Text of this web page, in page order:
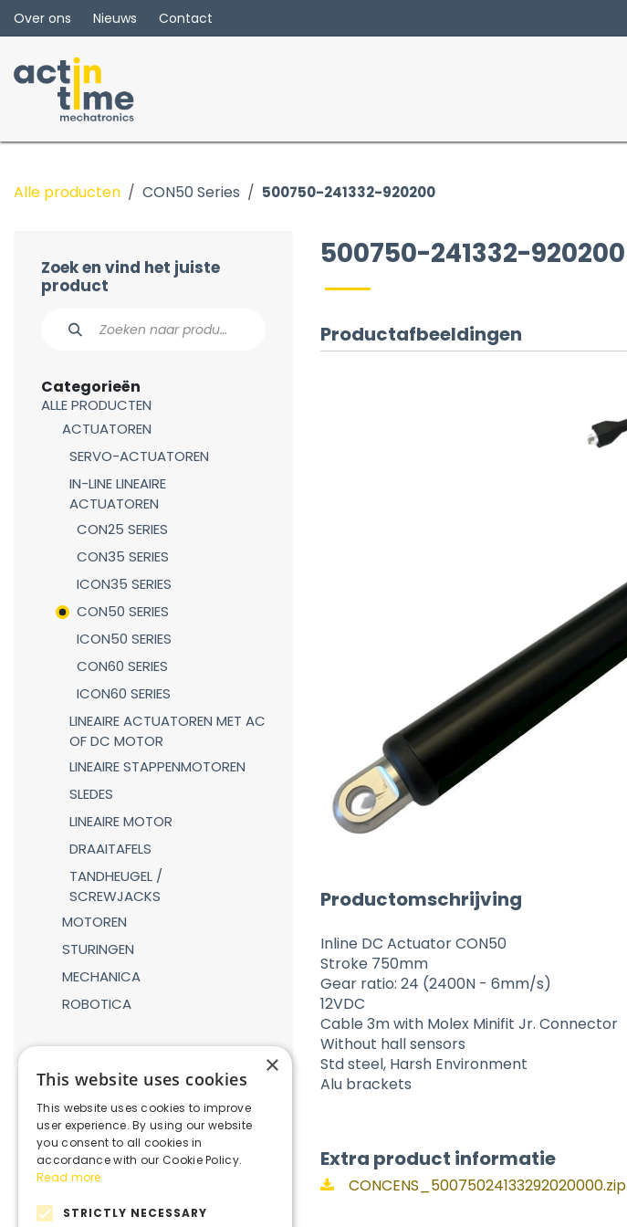
Overslaan naar inhoud
Over ons Nieuws Contact
Alle producten CON50 Series 500750-241332-920200
Zoek en vind het juiste
product
Categorieën
ALLE PRODUCTEN
ACTUATOREN
SERVO-ACTUATOREN
IN-LINE LINEAIRE
ACTUATOREN
CON25 SERIES
CON35 SERIES
ICON35 SERIES
CON50 SERIES
ICON50 SERIES
CON60 SERIES
ICON60 SERIES
LINEAIRE ACTUATOREN MET AC
OF DC MOTOR
LINEAIRE STAPPENMOTOREN
SLEDES
LINEAIRE MOTOR
DRAAITAFELS
TANDHEUGEL /
SCREWJACKS
MOTOREN
STURINGEN
MECHANICA
ROBOTICA
500750-241332-920200
Productafbeeldingen
Productomschrijving
Inline DC Actuator CON50
Stroke 750mm
Gear ratio: 24 (2400N - 6mm/s)
12VDC
Cable 3m with Molex Minifit Jr. Connector
Without hall sensors
Std steel, Harsh Environment
Alu brackets
Extra product informatie
CONCENS_50075024133292020000.zip
×
This website uses cookies
This website uses cookies to improve
user experience. By using our website
you consent to all cookies in
accordance with our Cookie Policy.
Read more
STRICTLY NECESSARY